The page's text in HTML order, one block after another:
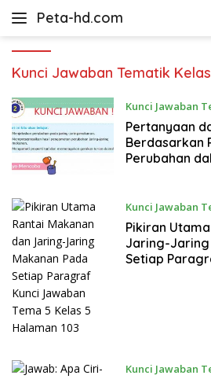
Peta-hd.com
Kumpulan
HD
Kunci Jawaban Tematik
Kunci Jawaban
14, 2021
Pertanyaan
Berdasarkan
Perubahan
Kunci Jawaban
14, 2021
Pikiran
Jaring-Jaring
Setiap
Kunci Jawaban